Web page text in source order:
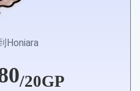
Honiara
/20GP